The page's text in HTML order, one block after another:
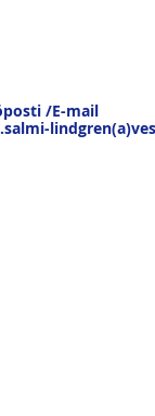
/E-mail